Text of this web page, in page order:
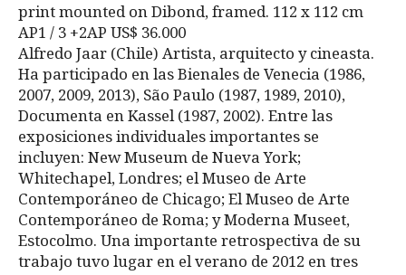
print mounted on Dibond, framed. 112 x 112 cm
AP1 / 3 +2AP US$ 36.000
Alfredo Jaar (Chile) Artista, arquitecto y cineasta.
Ha participado en las Bienales de Venecia (1986,
2007, 2009, 2013), São Paulo (1987, 1989, 2010),
Documenta en Kassel (1987, 2002). Entre las
exposiciones individuales importantes se
incluyen: New Museum de Nueva York;
Whitechapel, Londres; el Museo de Arte
Contemporáneo de Chicago; El Museo de Arte
Contemporáneo de Roma; y Moderna Museet,
Estocolmo. Una importante retrospectiva de su
trabajo tuvo lugar en el verano de 2012 en tres